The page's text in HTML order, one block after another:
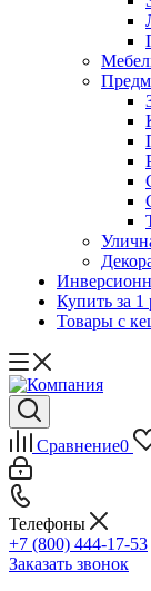
Купить за 1
Товары с
Сравнение0
Телефоны
+7 (800) 444-17-53
Заказать звонок